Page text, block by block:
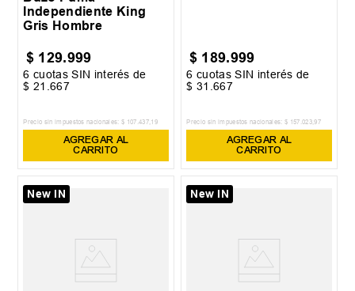
Independiente King
Gris Hombre
$ 129.999
6 cuotas SIN interés de
$ 21 .667
Precio sin impuestos nacionales: $ 107 437, 19
AGREGAR AL
CARRITO
$ 189.999
6 cuotas SIN interés de
$ 31 .667
Precio sin impuestos nacionales: $ 157 023,97
AGREGAR AL
CARRITO
New IN New IN